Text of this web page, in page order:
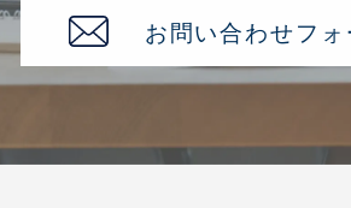
お問い合わせフォ